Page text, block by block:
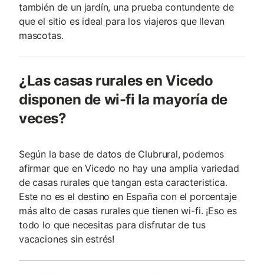
también de un jardín, una prueba contundente de
que el sitio es ideal para los viajeros que llevan
mascotas.
¿Las casas rurales en Vicedo
disponen de wi-fi la mayoría de
veces?
Según la base de datos de Clubrural, podemos
afirmar que en Vicedo no hay una amplia variedad
de casas rurales que tangan esta caracteristica.
Este no es el destino en España con el porcentaje
más alto de casas rurales que tienen wi-fi. ¡Eso es
todo lo que necesitas para disfrutar de tus
vacaciones sin estrés!